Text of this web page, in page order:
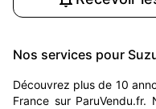
Nos services pour
Découvrez plus de 10
France sur